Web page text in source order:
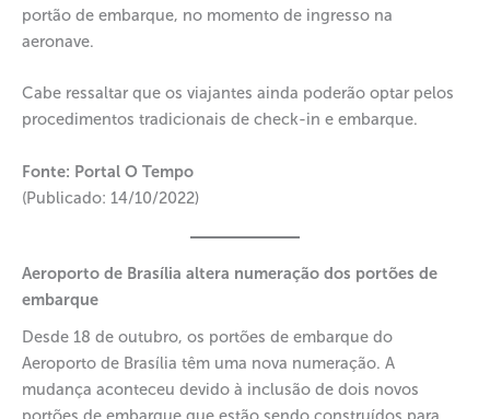
portão de embarque, no momento de ingresso na
aeronave.
Cabe ressaltar que os viajantes ainda poderão optar pelos
procedimentos tradicionais de check-in e embarque.
Fonte: Portal O Tempo
(Publicado: 14/10/2022)
Aeroporto de Brasília altera numeração dos portões de
embarque
Desde 18 de outubro, os portões de embarque do
Aeroporto de Brasília têm uma nova numeração. A
mudança aconteceu devido à inclusão de dois novos